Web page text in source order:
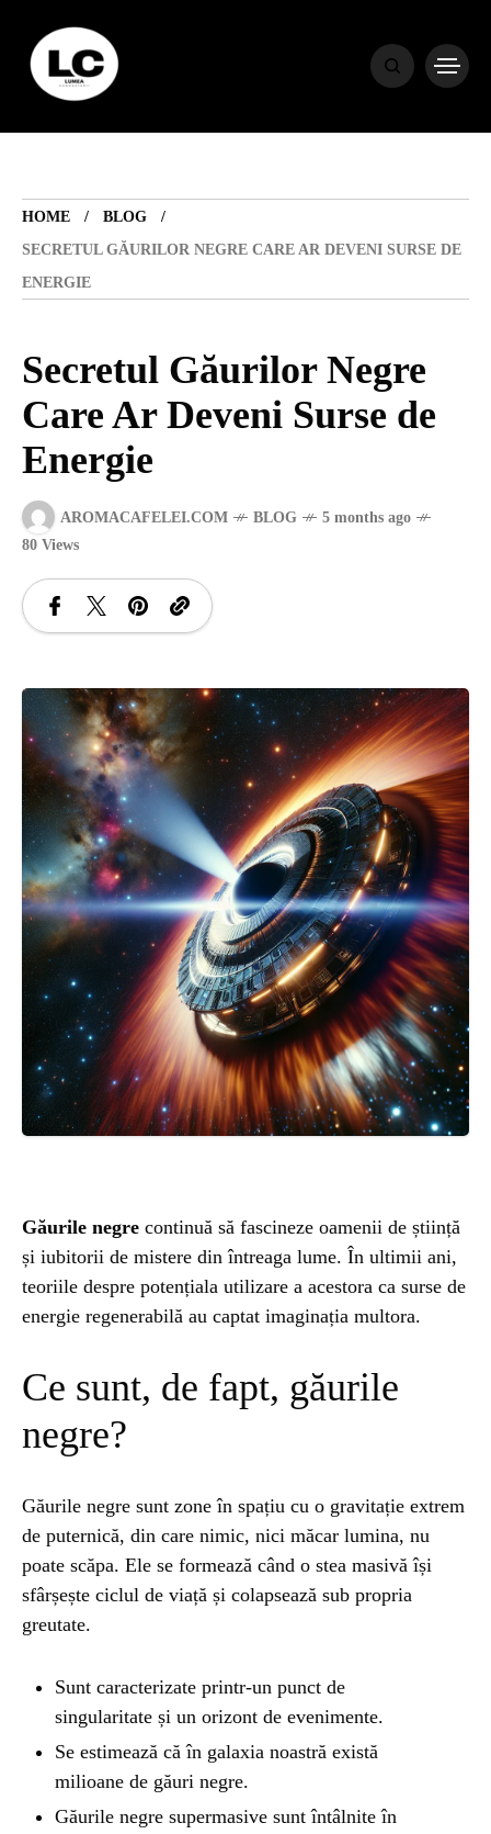
HOME
BLOG
SECRETUL GĂURILOR NEGRE CARE AR DEVENI SURSE DE
ENERGIE
Secretul Găurilor Negre
Care Ar Deveni Surse de
Energie
AROMACAFELEI.COM BLOG
5 months ago
80 Views
Găurile negre continuă să fascineze oamenii de știință
și iubitorii de mistere din întreaga lume. În ultimii ani,
teoriile despre potențiala utilizare a acestora ca surse de
energie regenerabilă au captat imaginația multora.
Ce sunt, de fapt, găurile
negre?
Găurile negre sunt zone în spațiu cu o gravitație extrem
de puternică, din care nimic, nici măcar lumina, nu
poate scăpa. Ele se formează când o stea masivă își
sfârșește ciclul de viață și colapsează sub propria
greutate.
Sunt caracterizate printr-un punct de
singularitate și un orizont de evenimente.
Se estimează că în galaxia noastră există
milioane de găuri negre.
Găurile negre supermasive sunt întâlnite în
HOME
BLOG
HOROSCOP
ENGLISH
CONTENT
SANATATE
INGRIJIRE
ISTORIE
NATURĂ
STIRI
ȘTIINȚA
ANIMALE
OAMENI
INSTALEAZ
A
APLICATIA
NATURĂ 1 year ago
Barajul Trei Defileuri a Încetinit Rotația
Pământului: Mit sau Realitate?
Seriale turcesti:Top 5 cele mai bune seriale
2 years ago
Espressor paduri Senseo blocat?Afla cum îl
poti debloca